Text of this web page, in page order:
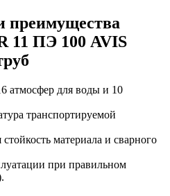
преимущества
11 ПЭ 100 AVIS
атмосфер для воды и 10
транспортируемой
материала и сварного
при правильном